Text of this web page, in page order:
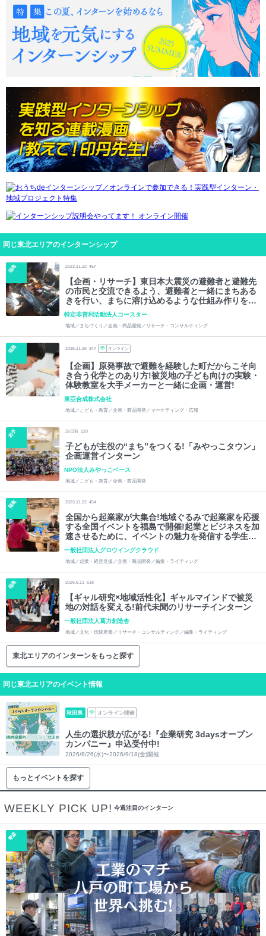
同じ東北エリアのインターンシップ
福島 2023.11.22 457
【企画・リサーチ】東日本大震災の避難者と避難先
の市民と交流できるよう、避難者と一緒にまちある
きを行い、まちに溶け込めるような仕組み作りを一
緒に考えてみませんか?
特定非営利活動法人コースター
地域／まちづくり／企画・商品開発／リサーチ・コンサルティング
福島 2025.11.26 347 オンライン
【企画】原発事故で避難を経験した町だからこそ向
き合う化学とのあり方!被災地の子ども向けの実験・
体験教室を大手メーカーと一緒に企画・運営!
東亞合成株式会社
地域／こども・教育／企画・商品開発／マーケティング・広報
岩手 26日前 120
子どもが主役の“まち”をつくる!「みやっこタウン」
企画運営インターン
NPO法人みやっこベース
地域／こども・教育／企画・商品開発
福島 2023.11.22 454
全国から起業家が大集合!地域ぐるみで起業家を応援
する全国イベントを福島で開催!起業とビジネスを加
速させるために、イベントの魅力を発信する学生ラ
イターを募集!
一般社団法人グロウイングクラウド
地域／起業・経営支援／企画・商品開発／編集・ライティング
福島 2026.6.11 618
【ギャル研究×地域活性化】ギャルマインドで被災
地の対話を変える!前代未聞のリサーチインターン
一般社団法人葛力創造舎
地域／文化・伝統産業／リサーチ・コンサルティング／編集・ライティング
東北エリアのインターンをもっと探す
同じ東北エリアのイベント情報
秋田県 オンライン開催
人生の選択肢が広がる!『企業研究 3daysオープン
カンパニー』申込受付中!
2026/8/26(水)〜2026/9/18(金)開催
もっとイベントを探す
WEEKLY PICK UP! 今週注目のインターン
青森